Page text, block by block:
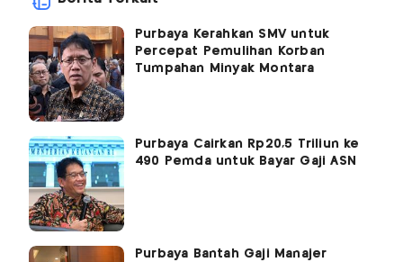
Purbaya Kerahkan SMV untuk
Percepat Pemulihan Korban
Tumpahan Minyak Montara
Purbaya Cairkan Rp20,5 Triliun ke
490 Pemda untuk Bayar Gaji ASN
Purbaya Bantah Gaji Manajer